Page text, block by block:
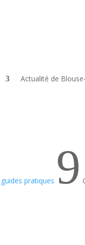
Actualité de
pratiques 9